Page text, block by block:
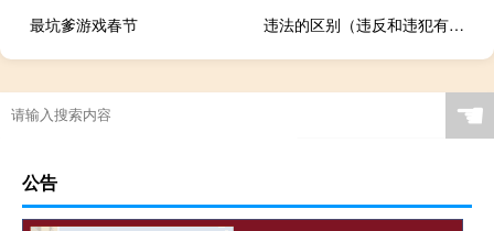
最坑爹游戏春节
违法的区别（违反和违犯有什么区别 是违反国家规定还是违犯直国家规）
☚
公告